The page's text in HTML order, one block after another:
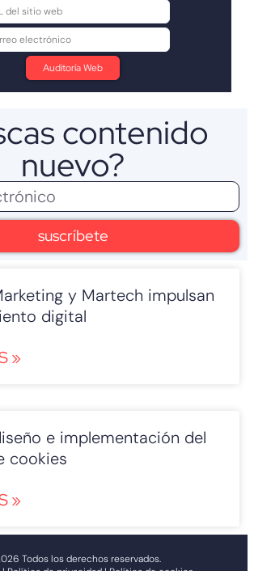
contenido
nuevo?
suscríbete
y Martech impulsan
digital
»
e implementación del
cookies
»
Todos los derechos reservados.